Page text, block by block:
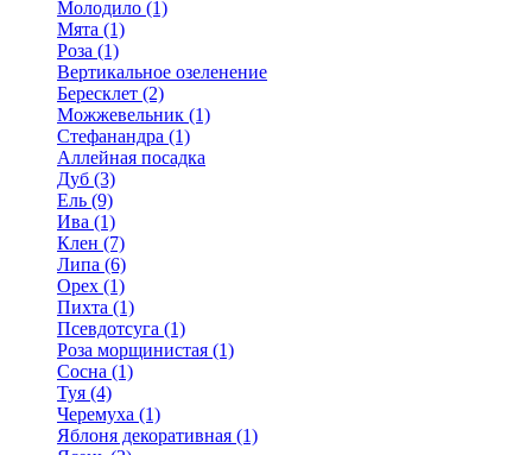
Молодило (1)
Мята (1)
Роза (1)
Вертикальное озеленение
Бересклет (2)
Можжевельник (1)
Стефанандра (1)
Аллейная посадка
Дуб (3)
Ель (9)
Ива (1)
Клен (7)
Липа (6)
Орех (1)
Пихта (1)
Псевдотсуга (1)
Роза морщинистая (1)
Сосна (1)
Туя (4)
Черемуха (1)
Яблоня декоративная (1)